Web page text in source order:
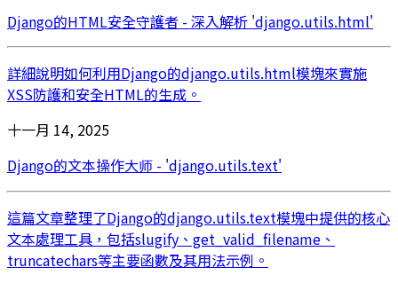
Django的HTML安全守護者 - 深入解析 'django.utils.html'
詳細說明如何利用Django的django.utils.html模塊來實施
XSS防護和安全HTML的生成。
十一月 14, 2025
Django的文本操作大师 - 'django.utils.text'
這篇文章整理了Django的django.utils.text模塊中提供的核心
文本處理工具，包括slugify、get_valid_filename、
truncatechars等主要函數及其用法示例。